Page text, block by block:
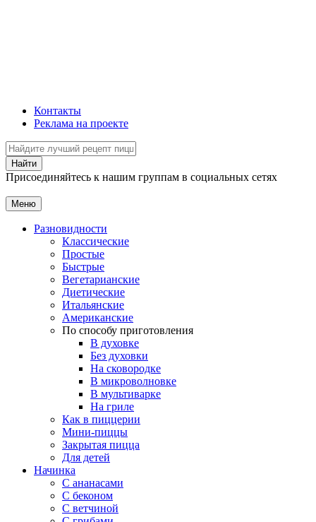
Контакты
Реклама на проекте
Присоединяйтесь к нашим группам в социальных сетях
Меню
Разновидности
Классические
Простые
Быстрые
Вегетарианские
Диетические
Итальянские
Американские
По способу приготовления
В духовке
Без духовки
На сковородке
В микроволновке
В мультиварке
На гриле
Как в пиццерии
Мини-пиццы
Закрытая пицца
Для детей
Начинка
С ананасами
С беконом
С ветчиной